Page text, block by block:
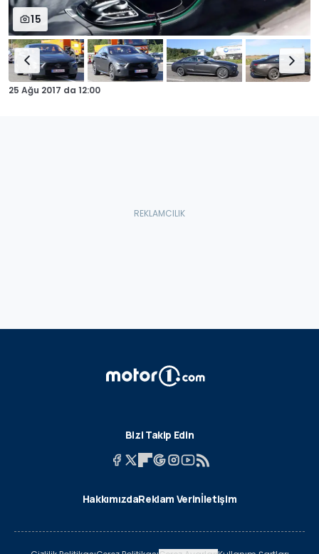
15
25 Ağu 2017 da 12:00
Bizi Takip Edin
HakkımızdaReklam Verinİletişim